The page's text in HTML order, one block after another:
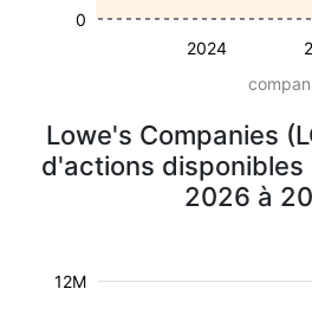
2024
0
Lowe's Companies
d'actions disponibles
2026 à
12M